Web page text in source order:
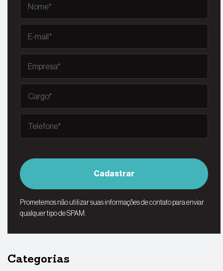
Cadastrar
Prometemos não utilizar suas informações de contato para enviar
qualquer tipo de SPAM.
Categorias